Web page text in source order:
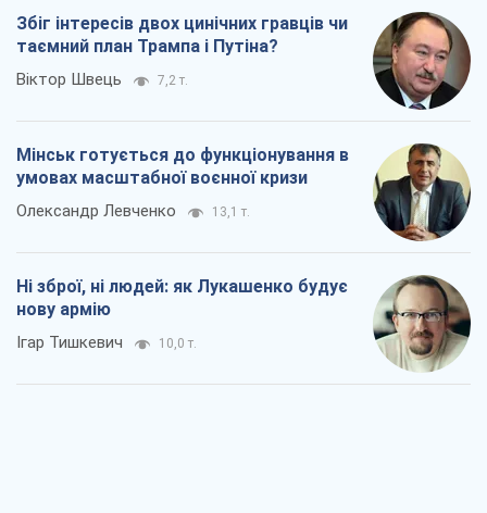
Збіг інтересів двох цинічних гравців чи
таємний план Трампа і Путіна?
Віктор Швець 7,2 т.
Мінськ готується до функціонування в
умовах масштабної воєнної кризи
Олександр Левченко 13,1 т.
Ні зброї, ні людей: як Лукашенко будує
нову армію
Ігар Тишкевич 10,0 т.